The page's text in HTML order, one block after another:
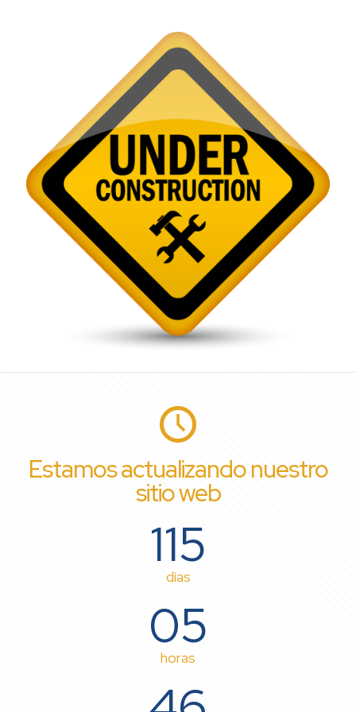
Estamos actualizando nuestro
sitio web
115
días
05
horas